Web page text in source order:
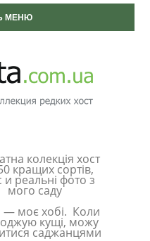
МЕНЮ
колекція хост
кращих сортів,
и реальні фото з
мого саду
— моє хобі. Коли
кущі, можу
саджанцями